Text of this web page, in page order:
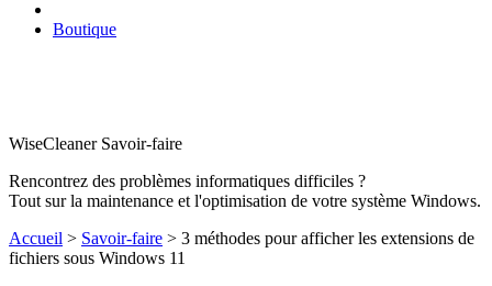
Boutique
WiseCleaner Savoir-faire
Rencontrez des problèmes informatiques difficiles ?
Tout sur la maintenance et l'optimisation de votre système Windows.
Accueil > Savoir-faire > 3 méthodes pour afficher les extensions de
fichiers sous Windows 11